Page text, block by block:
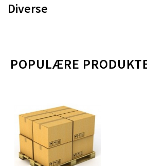
Diverse
POPULÆRE